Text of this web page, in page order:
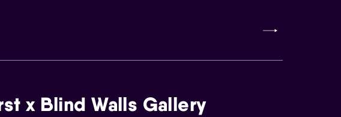
x Blind Walls Gallery